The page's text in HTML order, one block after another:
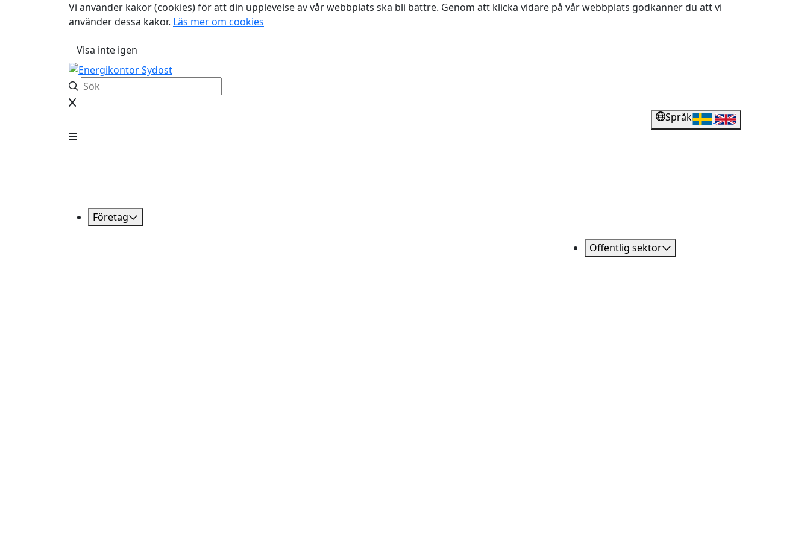
Vi använder kakor (cookies) för att din upplevelse av vår webbplats ska bli bättre. Genom att klicka vidare på vår webbplats godkänner du att vi
använder dessa kakor. Läs mer om cookies
Visa inte igen
Språk
Företag
Offentlig sektor